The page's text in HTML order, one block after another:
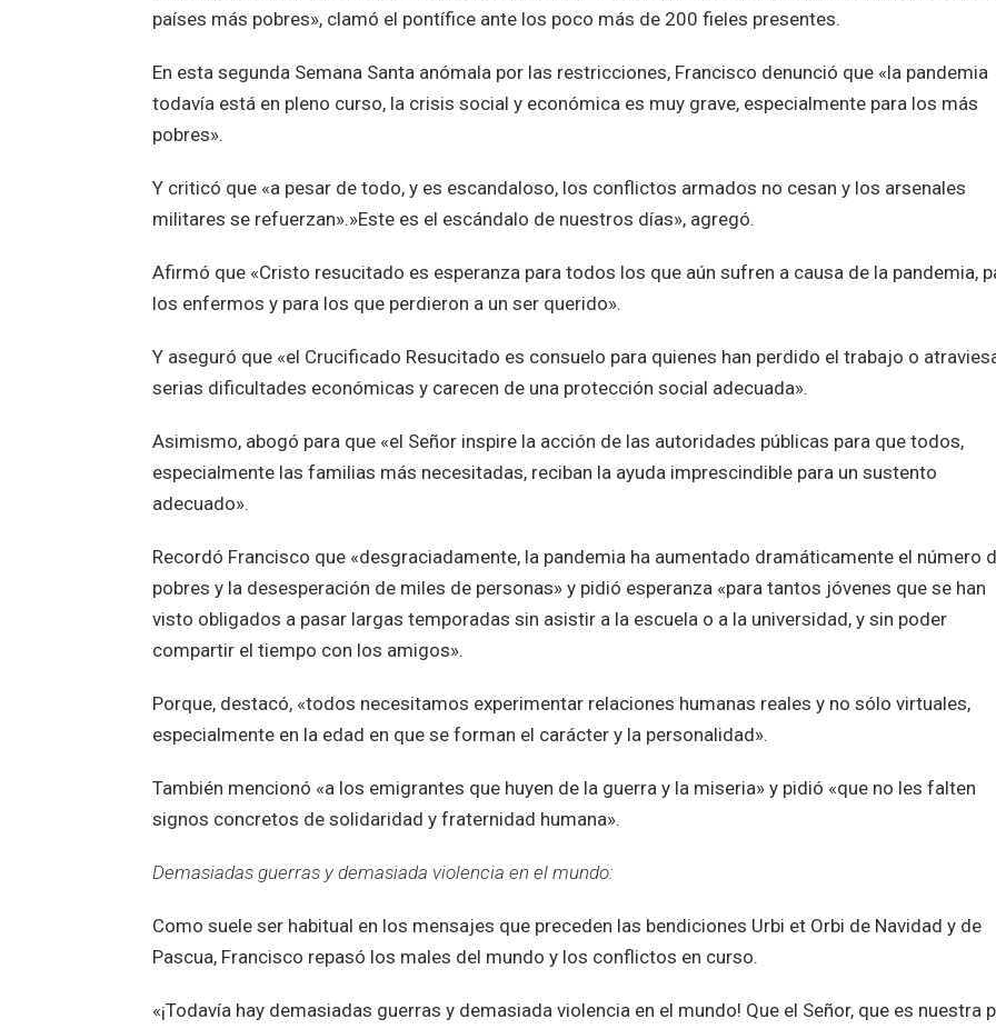
países más pobres», clamó el pontífice ante los poco más de 200 fieles presentes.
En esta segunda Semana Santa anómala por las restricciones, Francisco denunció que «la pandemia
todavía está en pleno curso, la crisis social y económica es muy grave, especialmente para los más
pobres».
Y criticó que «a pesar de todo, y es escandaloso, los conflictos armados no cesan y los arsenales
militares se refuerzan».»Este es el escándalo de nuestros días», agregó.
Afirmó que «Cristo resucitado es esperanza para todos los que aún sufren a causa de la pandemia,
los enfermos y para los que perdieron a un ser querido».
Y aseguró que «el Crucificado Resucitado es consuelo para quienes han perdido el trabajo o
serias dificultades económicas y carecen de una protección social adecuada».
Asimismo, abogó para que «el Señor inspire la acción de las autoridades públicas para que todos,
especialmente las familias más necesitadas, reciban la ayuda imprescindible para un sustento
adecuado».
Recordó Francisco que «desgraciadamente, la pandemia ha aumentado dramáticamente el número
pobres y la desesperación de miles de personas» y pidió esperanza «para tantos jóvenes que se han
visto obligados a pasar largas temporadas sin asistir a la escuela o a la universidad, y sin poder
compartir el tiempo con los amigos».
Porque, destacó, «todos necesitamos experimentar relaciones humanas reales y no sólo virtuales,
especialmente en la edad en que se forman el carácter y la personalidad».
También mencionó «a los emigrantes que huyen de la guerra y la miseria» y pidió «que no les falten
signos concretos de solidaridad y fraternidad humana».
Demasiadas guerras y demasiada violencia en el mundo:
Como suele ser habitual en los mensajes que preceden las bendiciones Urbi et Orbi de Navidad y de
Pascua, Francisco repasó los males del mundo y los conflictos en curso.
«¡Todavía hay demasiadas guerras y demasiada violencia en el mundo! Que el Señor, que es nuestra